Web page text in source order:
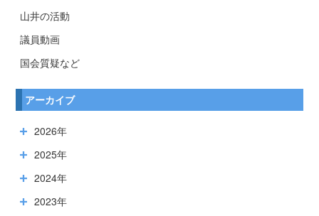
山井の活動
議員動画
国会質疑など
アーカイブ
2026年
2025年
2024年
2023年